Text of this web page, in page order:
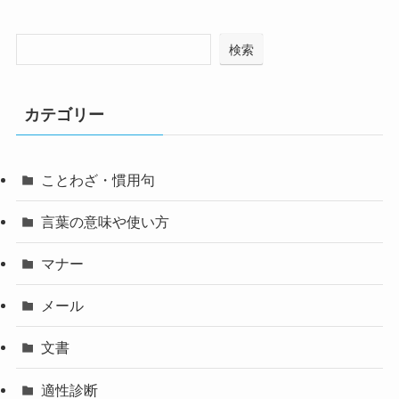
検索
カテゴリー
ことわざ・慣用句
言葉の意味や使い方
マナー
メール
文書
適性診断